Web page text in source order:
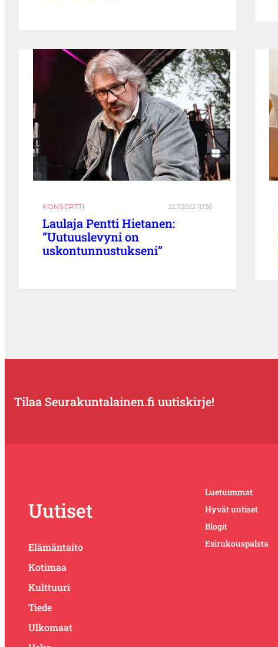
KONSERTTI 22.7.2022 10:36
Laulaja Pentti Hietanen:
”Uutuuslevyni on
uskontunnustukseni”
Tilaa Seurakuntalainen.fi uutiskirje!
Uutiset
Elämäntaito
Kotimaa
Kulttuuri
Tiede
Ulkomaat
Luetuimmat
Hyvät uutiset
Blogit
Esirukouspalsta